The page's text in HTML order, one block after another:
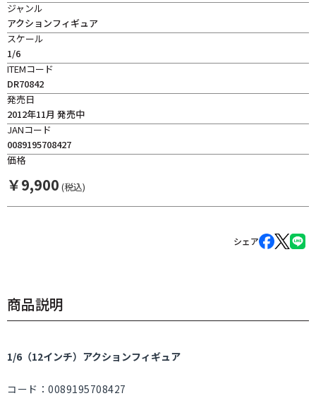
ジャンル
アクションフィギュア
スケール
1/6
ITEMコード
DR70842
発売日
2012年11月 発売中
JANコード
0089195708427
価格
￥9,900 (税込)
シェア
商品説明
1/6（12インチ）アクションフィギュア
コード：0089195708427